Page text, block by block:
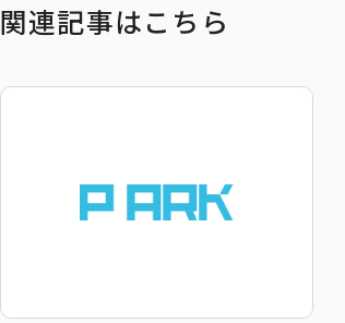
関連記事はこちら